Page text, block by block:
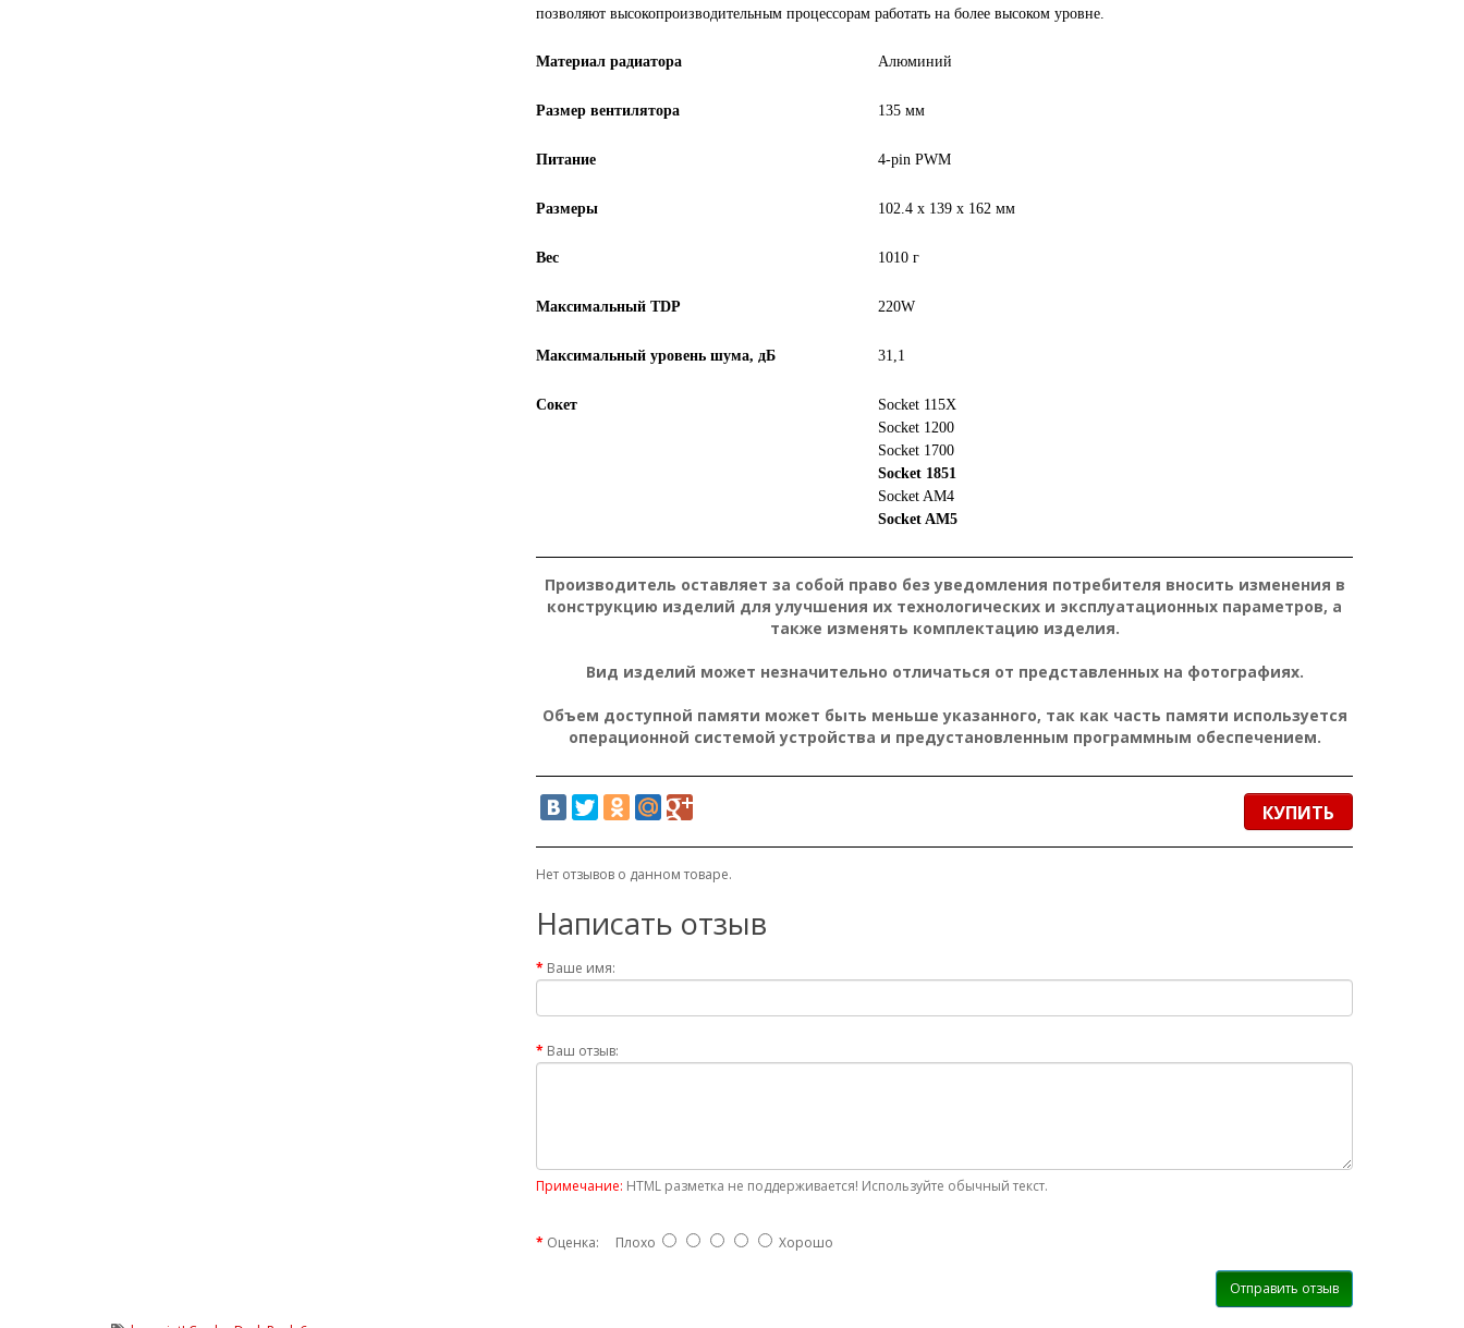
позволяют высокопроизводительным процессорам работать на более высоком уровне.
Материал радиатора Алюминий
Размер вентилятора 135 мм
Питание 4-pin PWM
Размеры 102.4 x 139 x 162 мм
Вес 1010 г
Максимальный TDP 220W
Максимальный уровень шума, дБ 31,1
Сокет
Socket 115X
Socket 1200
Socket 1700
Socket 1851
Socket AM4
Socket AM5
Производитель оставляет за собой право без уведомления потребителя вносить изменения в
конструкцию изделий для улучшения их технологических и эксплуатационных параметров, а
также изменять комплектацию изделия.
Вид изделий может незначительно отличаться от представленных на фотографиях.
Объем доступной памяти может быть меньше указанного, так как часть памяти используется
операционной системой устройства и предустановленным программным обеспечением.
КУПИТЬ
Нет отзывов о данном товаре.
Написать отзыв
Ваше имя:
Ваш отзыв:
Примечание: HTML разметка не поддерживается! Используйте обычный текст.
Оценка: Плохо Хорошо
Отправить отзыв